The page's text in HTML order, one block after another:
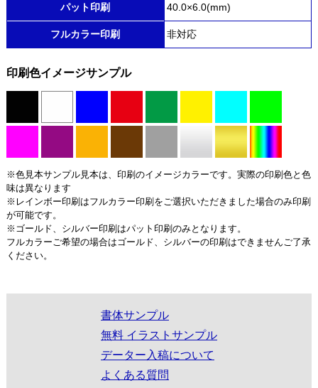
パット印刷 40.0×6.0(mm)
フルカラー印刷 非対応
印刷色イメージサンプル
※色見本サンプル見本は、印刷のイメージカラーです。実際の印刷色と色
味は異なります
※レインボー印刷はフルカラー印刷をご選択いただきました場合のみ印刷
が可能です。
※ゴールド、シルバー印刷はパット印刷のみとなります。
フルカラーご希望の場合はゴールド、シルバーの印刷はできませんご了承
ください。
書体サンプル
無料 イラストサンプル
データー入稿について
よくある質問